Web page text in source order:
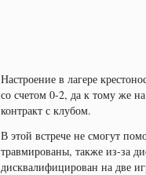
Настроение в лагере
со счетом 0-2, да к тому же
контракт с клубом.
В этой встрече не смогут
травмированы, также из-за
дисквалифицирован на две